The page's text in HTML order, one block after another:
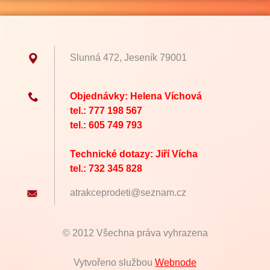
Slunná 472, Jeseník 79001
Objednávky: Helena Víchová
tel.: 777 198 567
tel.: 605 749 793
Technické dotazy: Jiří Vícha
tel.: 732 345 828
atrakceprodeti@seznam.cz
© 2012 Všechna práva vyhrazena
Vytvořeno službou Webnode